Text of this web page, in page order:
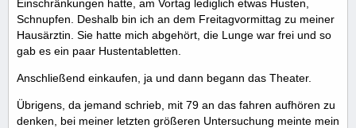
Einschränkungen hatte, am Vortag lediglich etwas Husten,
Schnupfen. Deshalb bin ich an dem Freitagvormittag zu meiner
Hausärztin. Sie hatte mich abgehört, die Lunge war frei und so
gab es ein paar Hustentabletten.
Anschließend einkaufen, ja und dann begann das Theater.
Übrigens, da jemand schrieb, mit 79 an das fahren aufhören zu
denken, bei meiner letzten größeren Untersuchung meinte mein